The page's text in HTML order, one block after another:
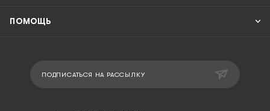
ПОМОЩЬ
ПОДПИСАТЬСЯ НА РАССЫЛКУ